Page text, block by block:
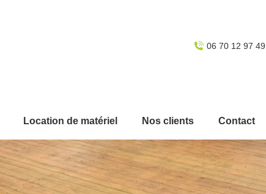
06 70 12 97 49
Location de matériel Nos clients Contact